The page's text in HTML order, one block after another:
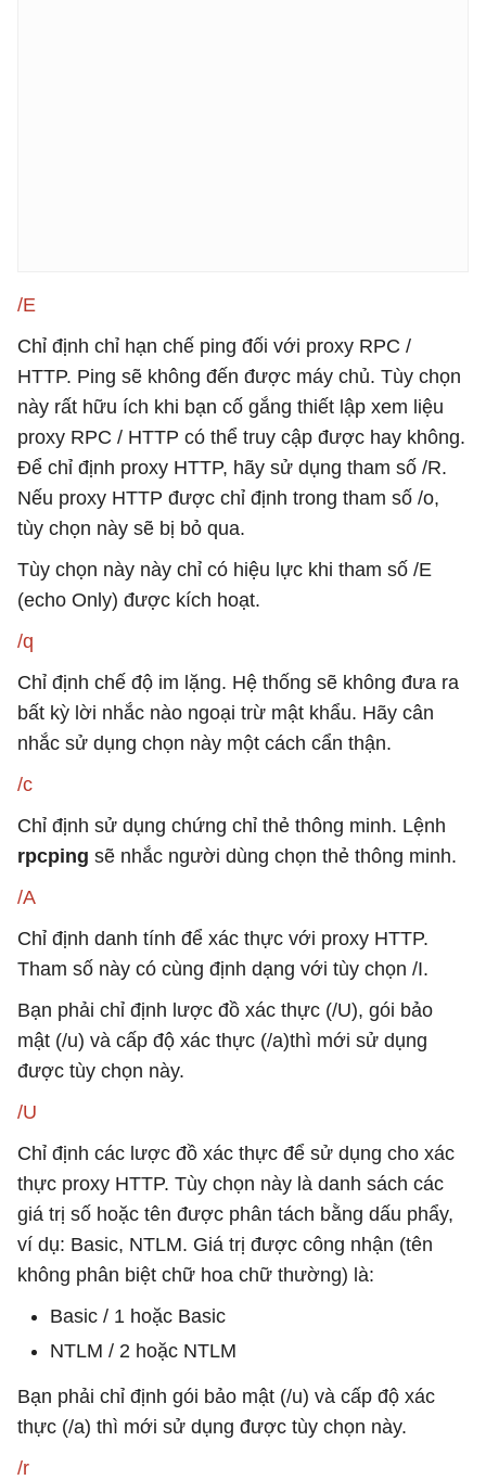
/E
Chỉ định chỉ hạn chế ping đối với proxy RPC /
HTTP. Ping sẽ không đến được máy chủ. Tùy chọn
này rất hữu ích khi bạn cố gắng thiết lập xem liệu
proxy RPC / HTTP có thể truy cập được hay không.
Để chỉ định proxy HTTP, hãy sử dụng tham số /R.
Nếu proxy HTTP được chỉ định trong tham số /o,
tùy chọn này sẽ bị bỏ qua.
Tùy chọn này này chỉ có hiệu lực khi tham số /E
(echo Only) được kích hoạt.
/q
Chỉ định chế độ im lặng. Hệ thống sẽ không đưa ra
bất kỳ lời nhắc nào ngoại trừ mật khẩu. Hãy cân
nhắc sử dụng chọn này một cách cẩn thận.
/c
Chỉ định sử dụng chứng chỉ thẻ thông minh. Lệnh
rpcping sẽ nhắc người dùng chọn thẻ thông minh.
/A
Chỉ định danh tính để xác thực với proxy HTTP.
Tham số này có cùng định dạng với tùy chọn /I.
Bạn phải chỉ định lược đồ xác thực (/U), gói bảo
mật (/u) và cấp độ xác thực (/a)thì mới sử dụng
được tùy chọn này.
/U
Chỉ định các lược đồ xác thực để sử dụng cho xác
thực proxy HTTP. Tùy chọn này là danh sách các
giá trị số hoặc tên được phân tách bằng dấu phẩy,
ví dụ: Basic, NTLM. Giá trị được công nhận (tên
không phân biệt chữ hoa chữ thường) là:
Basic / 1 hoặc Basic
NTLM / 2 hoặc NTLM
Bạn phải chỉ định gói bảo mật (/u) và cấp độ xác
thực (/a) thì mới sử dụng được tùy chọn này.
/r